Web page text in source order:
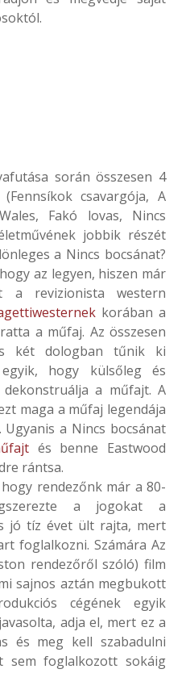
során összesen 4
csavargója, A
Fakó lovas, Nincs
jobbik részét
a Nincs bocsánat?
az legyen, hiszen már
a revizionista western
korában a
a műfaj. Az összesen
két dologban tűnik ki
hogy külsőleg és
a műfajt. A
maga a műfaj legendája
a Nincs bocsánat
és benne Eastwood
rántsa.
rendezőnk már a 80-
a jogokat a
jó tíz évet ült rajta, mert
foglalkozni. Számára Az
rendezőről szóló) film
sajnos aztán megbukott
cégének egyik
adja el, mert ez a
és meg kell szabadulni
sem foglalkozott sokáig